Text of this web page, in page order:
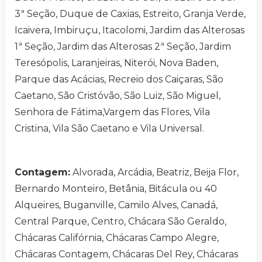
3ª Seção, Duque de Caxias, Estreito, Granja Verde,
Icaivera, Imbiruçu, Itacolomi, Jardim das Alterosas
1ª Seção, Jardim das Alterosas 2ª Seção, Jardim
Teresópolis, Laranjeiras, Niterói, Nova Baden,
Parque das Acácias, Recreio dos Caiçaras, São
Caetano, São Cristóvão, São Luiz, São Miguel,
Senhora de Fátima,Vargem das Flores, Vila
Cristina, Vila São Caetano e Vila Universal.
Contagem: Alvorada, Arcádia, Beatriz, Beija Flor,
Bernardo Monteiro, Betânia, Bitácula ou 40
Alqueires, Buganville, Camilo Alves, Canadá,
Central Parque, Centro, Chácara São Geraldo,
Chácaras Califórnia, Chácaras Campo Alegre,
Chácaras Contagem, Chácaras Del Rey, Chácaras